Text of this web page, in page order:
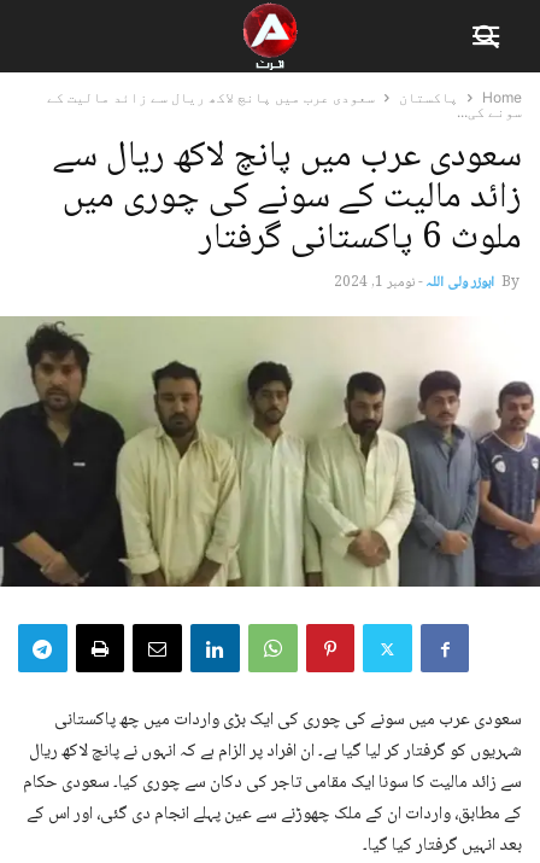
Home پاکستان
سعودی عرب میں پانچ لاکھ ریال سے زائد مالیت کے
سونے کی...
سعودی عرب میں پانچ لاکھ ریال سے
زائد مالیت کے سونے کی چوری میں
ملوث 6 پاکستانی گرفتار
By ابوزر ولی اللہ-نومبر 1, 2024
سعودی عرب میں سونے کی چوری کی ایک بڑی واردات میں چھ پاکستانی
شہریوں کو گرفتار کر لیا گیا ہے۔ ان افراد پر الزام ہے کہ انہوں نے پانچ لاکھ ریال
سے زائد مالیت کا سونا ایک مقامی تاجر کی دکان سے چوری کیا۔ سعودی حکام
کے مطابق، واردات ان کے ملک چھوڑنے سے عین پہلے انجام دی گئی، اور اس کے
بعد انہیں گرفتار کیا گیا۔